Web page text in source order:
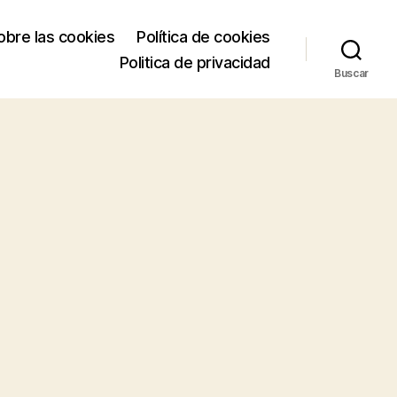
las cookies
Política de cookies
Politica de privacidad
Buscar